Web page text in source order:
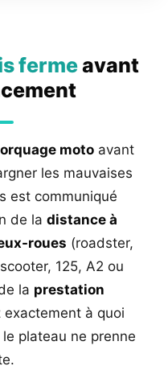
fermeavant
moto avant
les mauvaises
est communiqué
de la distance à
roues (roadster,
125, A2 ou
la prestation
exactement à quoi
plateau ne prenne